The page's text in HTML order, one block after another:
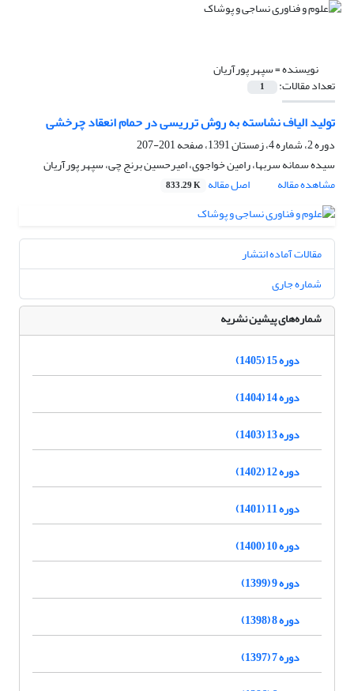
نویسنده =سپهر پورآریان
تعداد مقالات: 1
تولید الیاف نشاسته به روش ترریسی در حمام انعقاد چرخشی
دوره 2، شماره 4، زمستان 1391، صفحه
201-207
سیده سمانه سربها، رامین خواجوی، امیرحسین برنج چی، سپهر پورآریان
مشاهده مقاله
اصل مقاله 833.29 K
مقالات آماده انتشار
شماره جاری
شماره‌های پیشین نشریه
دوره 15 (1405)
دوره 14 (1404)
دوره 13 (1403)
دوره 12 (1402)
دوره 11 (1401)
دوره 10 (1400)
دوره 9 (1399)
دوره 8 (1398)
دوره 7 (1397)